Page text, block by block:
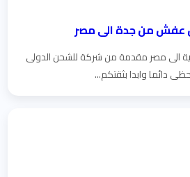
عفش من جدة الى مصر
الى مصر مقدمة من شركة للشحن الدولى
دائما وابدا بثقتكم...